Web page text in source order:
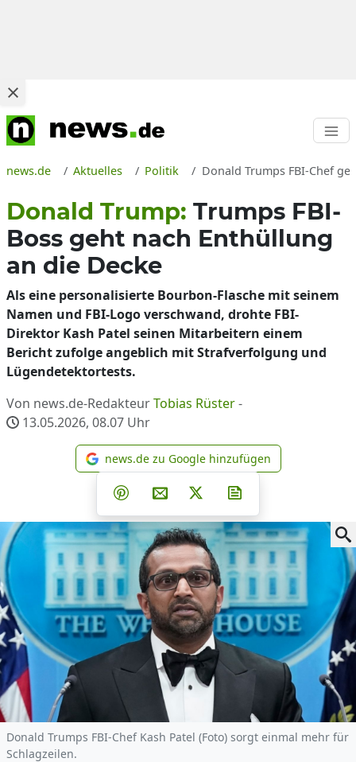
news.de Aktuelles Politik Donald Trumps FBI-Chef
Donald Trump: Trumps FBI-
Boss geht nach Enthüllung
an die Decke
Als eine personalisierte Bourbon-Flasche mit seinem
Namen und FBI-Logo verschwand, drohte FBI-
Direktor Kash Patel seinen Mitarbeitern einem
Bericht zufolge angeblich mit Strafverfolgung und
Lügendetektortests.
Von news.de-RedakteurTobias Rüster-
13.05.2026, 08.07 Uhr
news.de zu Google
news.de zu Google hinzufügen
Teilen auf Facebook
Teilen auf Whatsapp
Teilen auf Telegram
Teilen auf Pinterest
Per E-Mail teilen
Post auf X
Donald Trumps FBI-Chef Kash Patel (Foto) sorgt einmal mehr für
Schlagzeilen.